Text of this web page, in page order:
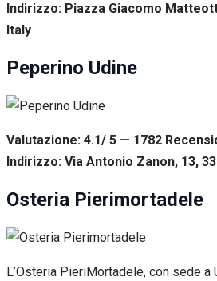
Indirizzo: Piazza Giacomo
Italy
Peperino Udine
Valutazione: 4.1/ 5 — 1782 R
Indirizzo: Via Antonio Zanon, 13,
Osteria Pierimortadele
L’Osteria PieriMortadele, con sede a